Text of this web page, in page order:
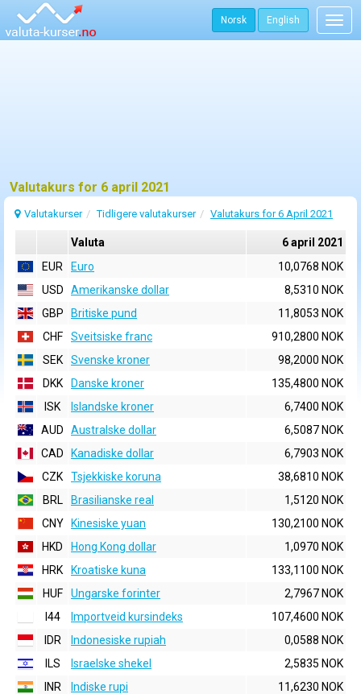
Norsk English
Valutakurs for 6 april 2021
Valutakurser Tidligere valutakurser Valutakurs for 6 April 2021
Valuta
6 april 2021
EUR
Euro
10,0768 NOK
USD
Amerikanske dollar
8,5310 NOK
GBP
Britiske pund
11,8053 NOK
CHF
Sveitsiske franc
910,2800 NOK
SEK
Svenske kroner
98,2000 NOK
DKK
Danske kroner
135,4800 NOK
ISK
Islandske kroner
6,7400 NOK
AUD
Australske dollar
6,5087 NOK
CAD
Kanadiske dollar
6,7903 NOK
CZK
Tsjekkiske koruna
38,6810 NOK
BRL
Brasilianske real
1,5120 NOK
CNY
Kinesiske yuan
130,2100 NOK
HKD
Hong Kong dollar
1,0970 NOK
HRK
Kroatiske kuna
133,1100 NOK
HUF
Ungarske forinter
2,7967 NOK
I44
Importveid kursindeks
107,4600 NOK
IDR
Indonesiske rupiah
0,0588 NOK
ILS
Israelske shekel
2,5835 NOK
INR
Indiske rupi
11,6230 NOK